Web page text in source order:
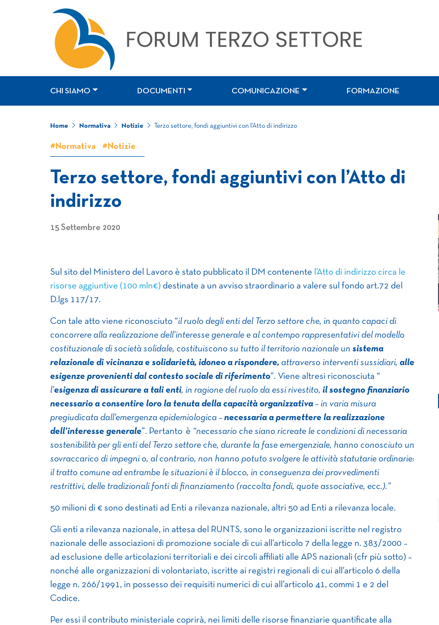
CHI SIAMO DOCUMENTI COMUNICAZIONE FORMAZIONE
Home Normativa Notizie Terzo settore, fondi aggiuntivi con l’Atto di indirizzo
#Normativa #Notizie
Terzo settore, fondi aggiuntivi con l’Atto di
indirizzo
15 Settembre 2020
Sul sito del Ministero del Lavoro è stato pubblicato il DM contenente l’Atto di indirizzo circa le
risorse aggiuntive (100 mln€) destinate a un avviso straordinario a valere sul fondo art.72 del
D.lgs 117/17.
Con tale atto viene riconosciuto “il ruolo degli enti del Terzo settore che, in quanto capaci di
concorrere alla realizzazione dell’interesse generale e al contempo rappresentativi del modello
costituzionale di società solidale, costituiscono su tutto il territorio nazionale un sistema
relazionale di vicinanza e solidarietà, idoneo a rispondere, attraverso interventi sussidiari, alle
esigenze provenienti dal contesto sociale di riferimento”. Viene altresi riconosciuta “
l’esigenza di assicurare a tali enti, in ragione del ruolo da essi rivestito, il sostegno finanziario
necessario a consentire loro la tenuta della capacità organizzativa – in varia misura
pregiudicata dall’emergenza epidemiologica – necessaria a permettere la realizzazione
dell’interesse generale”. Pertanto è “necessario che siano ricreate le condizioni di necessaria
sostenibilità per gli enti del Terzo settore che, durante la fase emergenziale, hanno conosciuto un
sovraccarico di impegni o, al contrario, non hanno potuto svolgere le attività statutarie ordinarie:
il tratto comune ad entrambe le situazioni è il blocco, in conseguenza dei provvedimenti
restrittivi, delle tradizionali fonti di finanziamento (raccolta fondi, quote associative, ecc.).”
50 milioni di € sono destinati ad Enti a rilevanza nazionale, altri 50 ad Enti a rilevanza locale.
Gli enti a rilevanza nazionale, in attesa del RUNTS, sono le organizzazioni iscritte nel registro
nazionale delle associazioni di promozione sociale di cui all’articolo 7 della legge n. 383/2000 –
ad esclusione delle articolazioni territoriali e dei circoli affiliati alle APS nazionali (cfr più sotto) –
nonché alle organizzazioni di volontariato, iscritte ai registri regionali di cui all’articolo 6 della
legge n. 266/1991, in possesso dei requisiti numerici di cui all’articolo 41, commi 1 e 2 del
Codice.
Per essi il contributo ministeriale coprirà, nei limiti delle risorse finanziarie quantificate alla